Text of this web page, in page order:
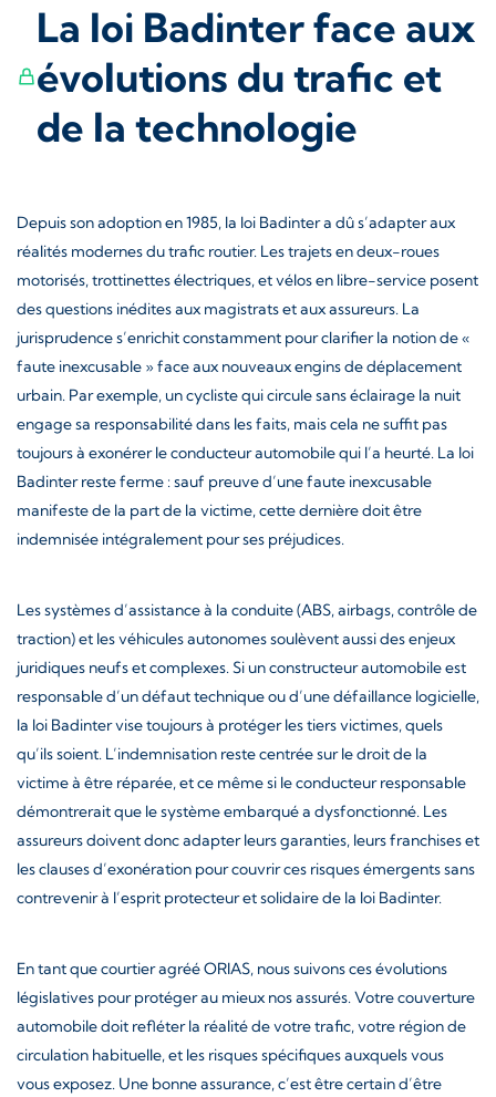
La loi Badinter face aux
évolutions du trafic et
de la technologie
Depuis son adoption en 1985, la loi Badinter a dû s’adapter aux
réalités modernes du trafic routier. Les trajets en deux-roues
motorisés, trottinettes électriques, et vélos en libre-service posent
des questions inédites aux magistrats et aux assureurs. La
jurisprudence s’enrichit constamment pour clarifier la notion de «
faute inexcusable » face aux nouveaux engins de déplacement
urbain. Par exemple, un cycliste qui circule sans éclairage la nuit
engage sa responsabilité dans les faits, mais cela ne suffit pas
toujours à exonérer le conducteur automobile qui l’a heurté. La loi
Badinter reste ferme : sauf preuve d’une faute inexcusable
manifeste de la part de la victime, cette dernière doit être
indemnisée intégralement pour ses préjudices.
Les systèmes d’assistance à la conduite (ABS, airbags, contrôle de
traction) et les véhicules autonomes soulèvent aussi des enjeux
juridiques neufs et complexes. Si un constructeur automobile est
responsable d’un défaut technique ou d’une défaillance logicielle,
la loi Badinter vise toujours à protéger les tiers victimes, quels
qu’ils soient. L’indemnisation reste centrée sur le droit de la
victime à être réparée, et ce même si le conducteur responsable
démontrerait que le système embarqué a dysfonctionné. Les
assureurs doivent donc adapter leurs garanties, leurs franchises et
les clauses d’exonération pour couvrir ces risques émergents sans
contrevenir à l’esprit protecteur et solidaire de la loi Badinter.
En tant que courtier agréé ORIAS, nous suivons ces évolutions
législatives pour protéger au mieux nos assurés. Votre couverture
automobile doit refléter la réalité de votre trafic, votre région de
circulation habituelle, et les risques spécifiques auxquels vous
vous exposez. Une bonne assurance, c’est être certain d’être